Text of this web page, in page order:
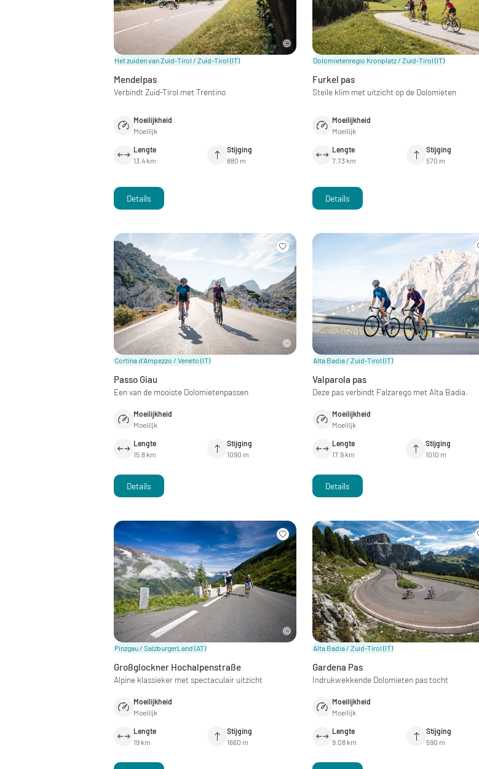
Het zuiden van Zuid-Tirol / Zuid-Tirol (IT)
Mendelpas
Verbindt Zuid-Tirol met Trentino
Moeilijkheid
Moeilijk
Lengte
13.4 km
Stijging
880 m
Details
Dolomietenregio Kronplatz / Zuid-Tirol (IT)
Furkel pas
Steile klim met uitzicht op de Dolomieten
Moeilijkheid
Moeilijk
Lengte
7.73 km
Stijging
570 m
Details
Cortina d'Ampezzo / Veneto (IT)
Passo Giau
Een van de mooiste Dolomietenpassen
Moeilijkheid
Moeilijk
Lengte
15.8 km
Stijging
1090 m
Details
Alta Badia / Zuid-Tirol (IT)
Valparola pas
Deze pas verbindt Falzarego met Alta Badia.
Moeilijkheid
Moeilijk
Lengte
17.9 km
Stijging
1010 m
Details
Pinzgau / SalzburgerLand (AT)
Großglockner Hochalpenstraße
Alpine klassieker met spectaculair uitzicht
Moeilijkheid
Moeilijk
Lengte
19 km
Stijging
1660 m
Alta Badia / Zuid-Tirol (IT)
Gardena Pas
Indrukwekkende Dolomieten pas tocht
Moeilijkheid
Moeilijk
Lengte
9.08 km
Stijging
590 m